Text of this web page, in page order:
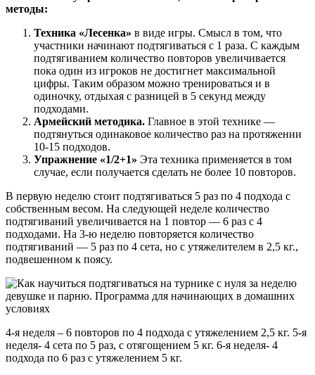
методы:
Техника «Лесенка» в виде игры. Смысл в том, что
участники начинают подтягиваться с 1 раза. С каждым
подтягиванием количество повторов увеличивается
пока один из игроков не достигнет максимальной
цифры. Таким образом можно тренироваться и в
одиночку, отдыхая с разницей в 5 секунд между
подходами.
Армейский методика. Главное в этой технике —
подтянуться одинаковое количество раз на протяжении
10-15 подходов.
Упражнение «1/2+1» Эта техника применяется в том
случае, если получается сделать не более 10 повторов.
В первую неделю стоит подтягиваться 5 раз по 4 подхода с
собственным весом. На следующей неделе количество
подтягиваний увеличивается на 1 повтор — 6 раз с 4
подходами. На 3-ю неделю повторяется количество
подтягиваний — 5 раз по 4 сета, но с утяжелителем в 2,5 кг.,
подвешенном к поясу.
4-я неделя – 6 повторов по 4 подхода с утяжелением 2,5 кг. 5-я
неделя- 4 сета по 5 раз, с отягощением 5 кг. 6-я неделя- 4
подхода по 6 раз с утяжелением 5 кг.